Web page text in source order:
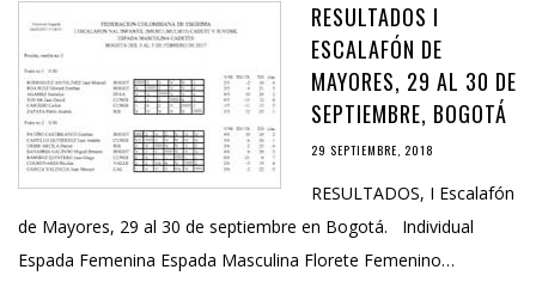
RESULTADOS I
ESCALAFÓN DE
MAYORES, 29 AL 30 DE
SEPTIEMBRE, BOGOTÁ
29 SEPTIEMBRE, 2018
RESULTADOS, I Escalafón
de Mayores, 29 al 30 de septiembre en Bogotá. Individual
Espada Femenina Espada Masculina Florete Femenino…